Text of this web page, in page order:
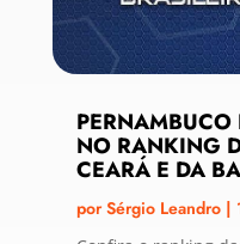
PERNAMBUCO
NO RANKING
CEARÁ E DA
porSérgio Leandro|